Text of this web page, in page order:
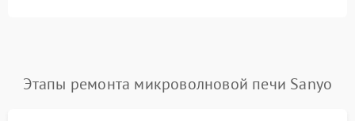
Этапы ремонта микроволновой печи Sanyo